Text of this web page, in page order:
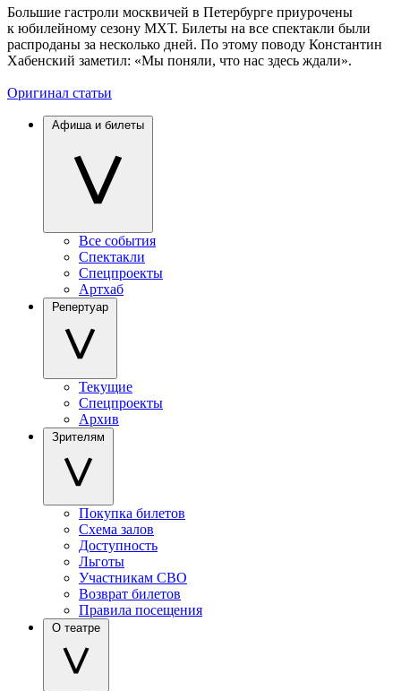
Большие гастроли москвичей в Петербурге приурочены
к юбилейному сезону МХТ. Билеты на все спектакли были
распроданы за несколько дней. По этому поводу Константин
Хабенский заметил: «Мы поняли, что нас здесь ждали».
Оригинал статьи
Афиша и билеты
Все события
Спектакли
Спецпроекты
Артхаб
Репертуар
Текущие
Спецпроекты
Архив
Зрителям
Покупка билетов
Схема залов
Доступность
Льготы
Участникам СВО
Возврат билетов
Правила посещения
О театре